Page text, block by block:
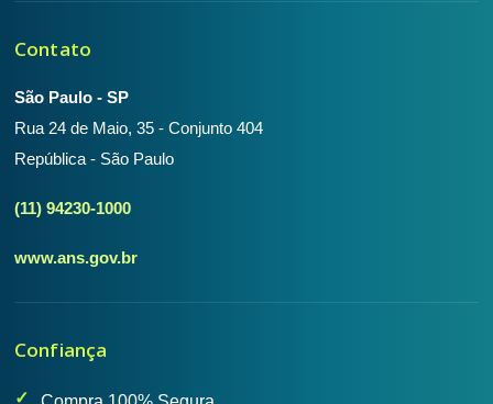
Contato
São Paulo - SP
Rua 24 de Maio, 35 - Conjunto 404
República - São Paulo
(11) 94230-1000
www.ans.gov.br
Confiança